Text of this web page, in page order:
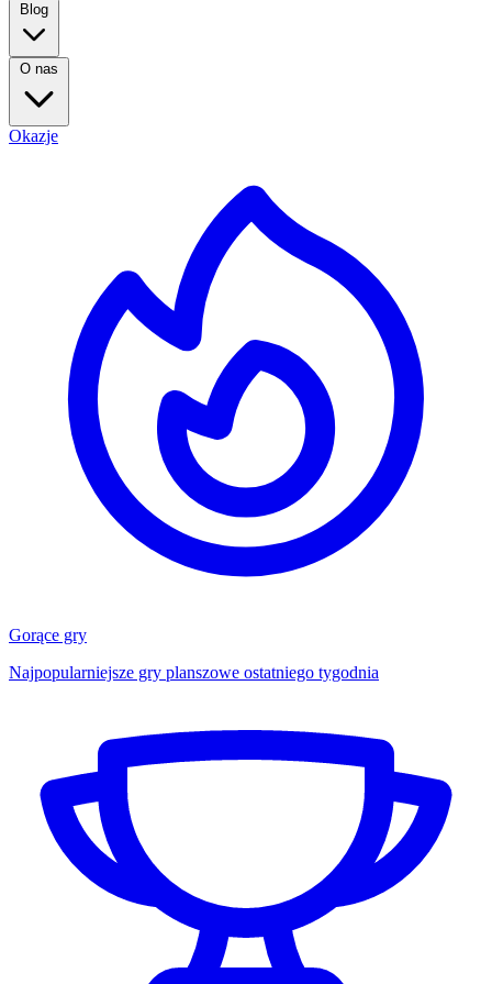
Blog
O nas
Okazje
Gorące gry
Najpopularniejsze gry planszowe ostatniego tygodnia